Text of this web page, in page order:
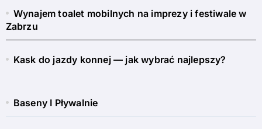
Wynajem toalet mobilnych na imprezy i festiwale w
Zabrzu
Kask do jazdy konnej — jak wybrać najlepszy?
Baseny I Pływalnie